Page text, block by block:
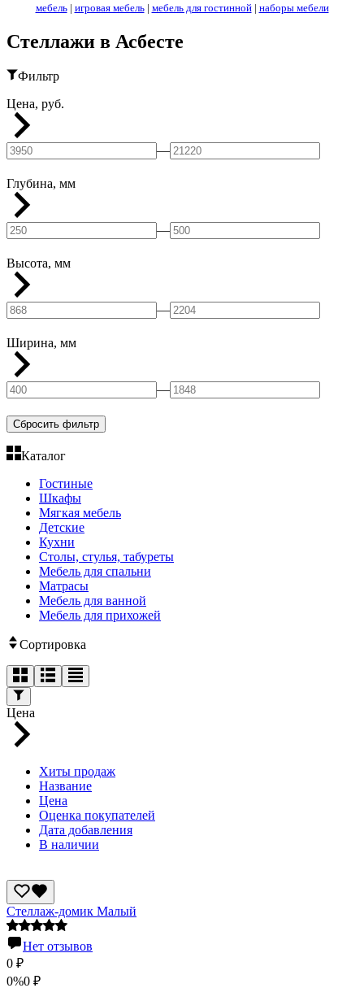
мебель| игровая мебель| мебель для гостинной| наборы мебели
Стеллажи в Асбесте
Фильтр
Цена, руб.
—
Глубина, мм
—
Высота, мм
—
Ширина, мм
—
Сбросить фильтр
Каталог
Гостиные
Шкафы
Мягкая мебель
Детские
Кухни
Столы, стулья, табуреты
Мебель для спальни
Матрасы
Мебель для ванной
Мебель для прихожей
Сортировка
Цена
Хиты продаж
Название
Цена
Оценка покупателей
Дата добавления
В наличии
Стеллаж-домик Малый
Нет отзывов
0 ₽
0%0 ₽